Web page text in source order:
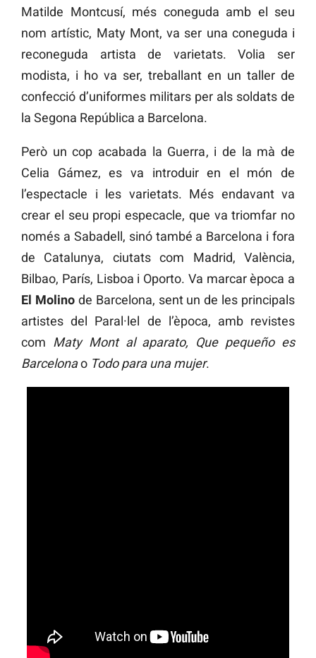
Matilde Montcusí, més coneguda amb el seu
nom artístic, Maty Mont, va ser una coneguda i
reconeguda artista de varietats. Volia ser
modista, i ho va ser, treballant en un taller de
confecció d’uniformes militars per als soldats de
la Segona República a Barcelona.
Però un cop acabada la Guerra, i de la mà de
Celia Gámez, es va introduir en el món de
l’espectacle i les varietats. Més endavant va
crear el seu propi especacle, que va triomfar no
només a Sabadell, sinó també a Barcelona i fora
de Catalunya, ciutats com Madrid, València,
Bilbao, París, Lisboa i Oporto. Va marcar època a
El Molinode Barcelona, sent un de les principals
artistes del Paral·lel de l’època, amb revistes
com Maty Mont al aparato, Que pequeño es
Barcelonao Todo para una mujer.